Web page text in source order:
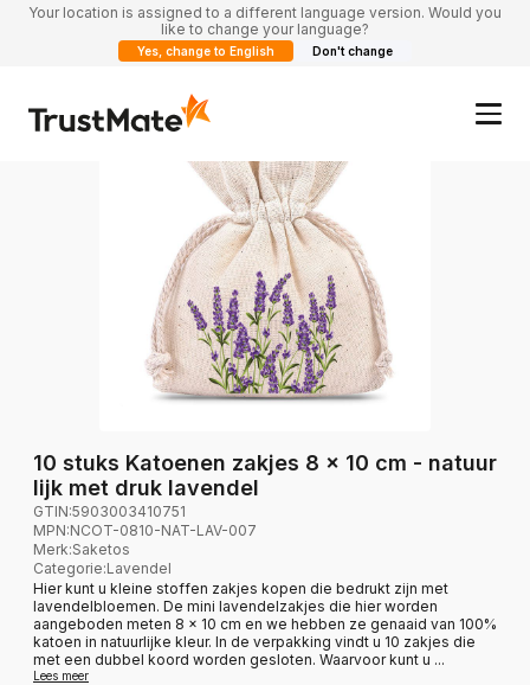
Your location is assigned to a different language version. Would you
like to change your language?
Yes, change to English Don't change
10 stuks Katoenen zakjes 8 x 10 cm - natuur
lijk met druk lavendel
GTIN:5903003410751
MPN:NCOT-0810-NAT-LAV-007
Merk:Saketos
Categorie:Lavendel
Hier kunt u kleine stoffen zakjes kopen die bedrukt zijn met
lavendelbloemen. De mini lavendelzakjes die hier worden
aangeboden meten 8 x 10 cm en we hebben ze genaaid van 100%
katoen in natuurlijke kleur. In de verpakking vindt u 10 zakjes die
met een dubbel koord worden gesloten. Waarvoor kunt u ...
Lees meer